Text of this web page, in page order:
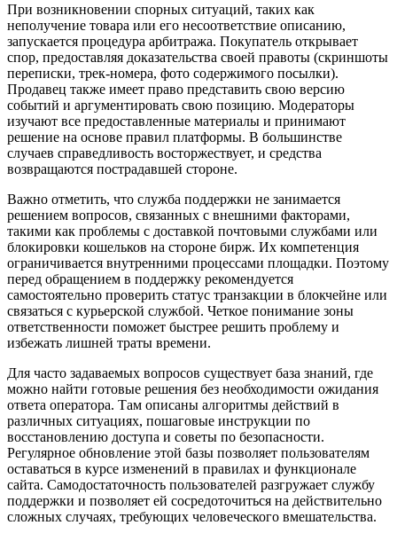
При возникновении спорных ситуаций, таких как
неполучение товара или его несоответствие описанию,
запускается процедура арбитража. Покупатель открывает
спор, предоставляя доказательства своей правоты (скриншоты
переписки, трек-номера, фото содержимого посылки).
Продавец также имеет право представить свою версию
событий и аргументировать свою позицию. Модераторы
изучают все предоставленные материалы и принимают
решение на основе правил платформы. В большинстве
случаев справедливость восторжествует, и средства
возвращаются пострадавшей стороне.
Важно отметить, что служба поддержки не занимается
решением вопросов, связанных с внешними факторами,
такими как проблемы с доставкой почтовыми службами или
блокировки кошельков на стороне бирж. Их компетенция
ограничивается внутренними процессами площадки. Поэтому
перед обращением в поддержку рекомендуется
самостоятельно проверить статус транзакции в блокчейне или
связаться с курьерской службой. Четкое понимание зоны
ответственности поможет быстрее решить проблему и
избежать лишней траты времени.
Для часто задаваемых вопросов существует база знаний, где
можно найти готовые решения без необходимости ожидания
ответа оператора. Там описаны алгоритмы действий в
различных ситуациях, пошаговые инструкции по
восстановлению доступа и советы по безопасности.
Регулярное обновление этой базы позволяет пользователям
оставаться в курсе изменений в правилах и функционале
сайта. Самодостаточность пользователей разгружает службу
поддержки и позволяет ей сосредоточиться на действительно
сложных случаях, требующих человеческого вмешательства.